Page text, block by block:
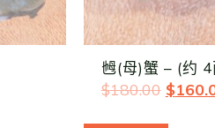
乸(母)蟹 – (约
$180.00 $